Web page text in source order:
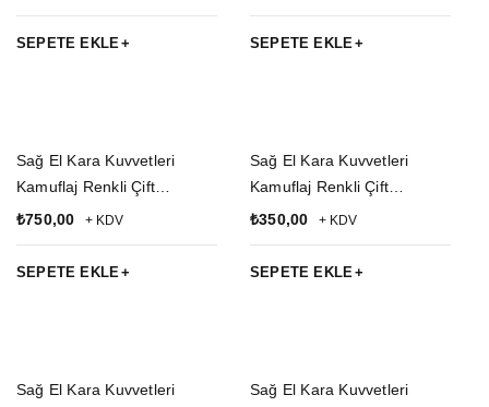
Geçirmeli Silah Kılıfı
SEPETE EKLE
Bacak Silah Kılıfı
SEPETE EKLE
Sağ El Kara Kuvvetleri
Kamuflaj Renkli Çift
Bağlantılı Airsoft Palaskaya
Bacak Silah Kılıfı
₺750,00 + KDV
SEPETE EKLE
Sağ El Kara Kuvvetleri
Kamuflaj Renkli Çift
Emniyetli Tam Kelebek
Geçirmeli impertex Silah
₺350,00 + KDV
SEPETE EKLE
Sağ El Kara Kuvvetleri
Sağ El Kara Kuvvetleri